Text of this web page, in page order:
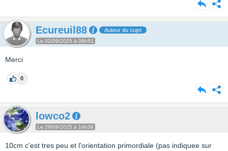
Ecureuil88 Auteur du sujet
Le 02/09/2025 à 09h51
Merci
0
lowco2
Le 29/09/2025 à 14h38
10cm c'est tres peu et l'orientation primordiale (pas indiquee sur